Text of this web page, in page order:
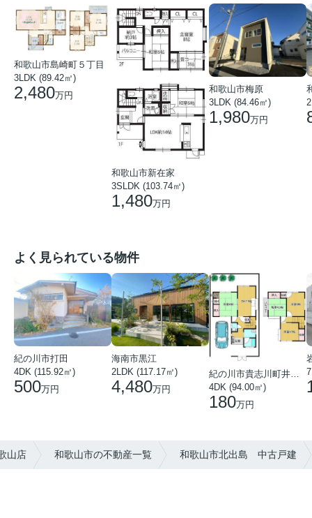
和歌山市島崎町５丁目
3LDK (89.42㎡)
2,480万円
和歌山市新在家
3SLDK (103.74㎡)
1,480万円
和歌山市梅原
3LDK (84.46㎡)
1,980万円
よく見られている物件
紀の川市打田
4DK (115.92㎡)
500万円
海南市黒江
2LDK (117.17㎡)
4,480万円
紀の川市貴志川町井ノ口
4DK (94.00㎡)
180万円
山店 和歌山市の不動産一覧 和歌山市北出島 中古戸建